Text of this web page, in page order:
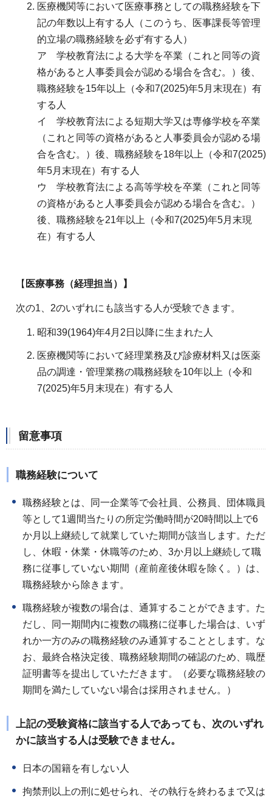
医療機関等において医療事務としての職務経験を下
記の年数以上有する人（このうち、医事課長等管理
的立場の職務経験を必ず有する人）
ア 学校教育法による大学を卒業（これと同等の資
格があると人事委員会が認める場合を含む。）後、
職務経験を15年以上（令和7(2025)年5月末現在）有
する人
イ 学校教育法による短期大学又は専修学校を卒業
（これと同等の資格があると人事委員会が認める場
合を含む。）後、職務経験を18年以上（令和7(2025)
年5月末現在）有する人
ウ 学校教育法による高等学校を卒業（これと同等
の資格があると人事委員会が認める場合を含む。）
後、職務経験を21年以上（令和7(2025)年5月末現
在）有する人
【 医療事務（経理担当）】
次の1、2のいずれにも該当する人が受験できます。
昭和39(1964)年4月2日以降に生まれた人
医療機関等において経理業務及び診療材料又は医薬
品の調達・管理業務の職務経験を10年以上（令和
7(2025)年5月末現在）有する人
留意事項
職務経験について
職務経験とは、同一企業等で会社員、公務員、団体職員
等として1週間当たりの所定労働時間が20時間以上で6
か月以上継続して就業していた期間が該当します。ただ
し、休暇・休業・休職等のため、3か月以上継続して職
務に従事していない期間（産前産後休暇を除く。）は、
職務経験から除きます。
職務経験が複数の場合は、通算することができます。た
だし、同一期間内に複数の職務に従事した場合は、いず
れか一方のみの職務経験のみ通算することとします。な
お、最終合格決定後、職務経験期間の確認のため、職歴
証明書等を提出していただきます。（必要な職務経験の
期間を満たしていない場合は採用されません。）
上記の受験資格に該当する人であっても、次のいずれ
かに該当する人は受験できません。
日本の国籍を有しない人
拘禁刑以上の刑に処せられ、その執行を終わるまで又は